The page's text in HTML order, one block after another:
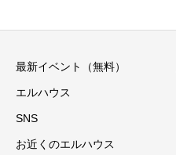
最新イベント（無料）
エルハウス
SNS
お近くのエルハウス